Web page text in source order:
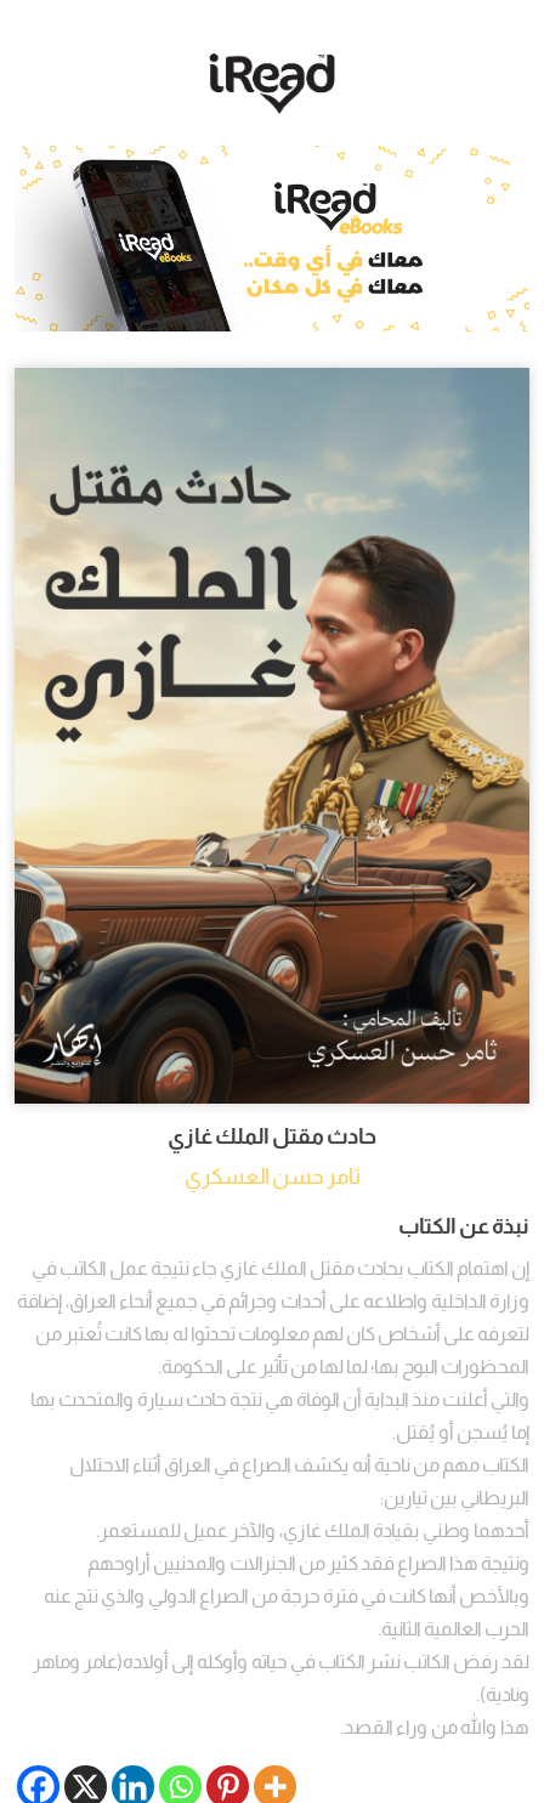
حادث مقتل الملك غازي
ثامر حسن العسكري
نبذة عن الكتاب
إن اهتمام الكتاب بحادث مقتل الملك غازي جاء نتيجة عمل الكاتب في
وزارة الداخلية واطلاعه على أحداث وجرائم في جميع أنحاء العراق، إضافة
لتعرفه على أشخاص كان لهم معلومات تحدثوا له بها كانت تُعتبر من
المحظورات البوح بها؛ لما لها من تأثير على الحكومة.
والتي أعلنت منذ البداية أن الوفاة هي نتجة حادث سيارة والمتحدث بها
إما يُسجن أو يُقتل.
الكتاب مهم من ناحية أنه يكشف الصراع في العراق أثناء الاحتلال
البريطاني بين تيارين:
أحدهما وطني بقيادة الملك غازي، والآخر عميل للمستعمر.
ونتيجة هذا الصراع فقد كثير من الجنرالات والمدنيين أراوحهم
وبالأخص أنها كانت في فترة حرجة من الصراع الدولي والذي نتج عنه
الحرب العالمية الثانية.
لقد رفض الكاتب نشر الكتاب في حياته وأوكله إلى أولاده(عامر وماهر
ونادية).
هذا والله من وراء القصد.